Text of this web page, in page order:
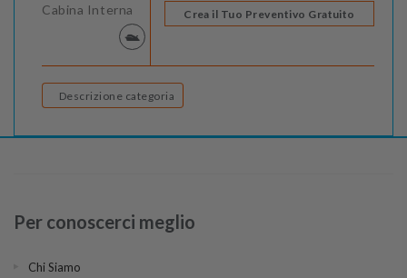
Cabina Interna
Crea il Tuo Preventivo Gratuito
Descrizione categoria
Per conoscerci meglio
Chi Siamo